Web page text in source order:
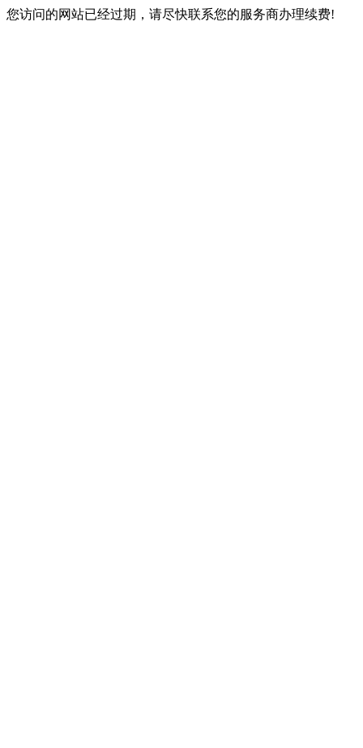
您访问的网站已经过期，请尽快联系您的服务商办理续费!